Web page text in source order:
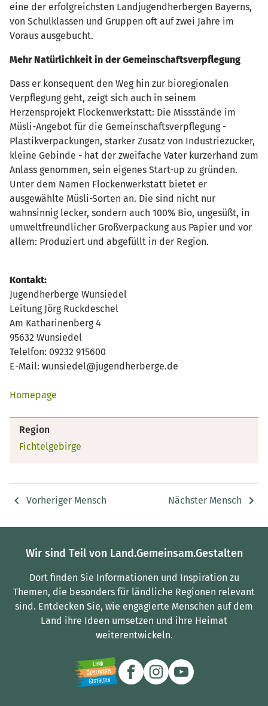
eine der erfolgreichsten Landjugendherbergen Bayerns,
von Schulklassen und Gruppen oft auf zwei Jahre im
Voraus ausgebucht.
Mehr Natürlichkeit in der Gemeinschaftsverpflegung
Dass er konsequent den Weg hin zur bioregionalen
Verpflegung geht, zeigt sich auch in seinem
Herzensprojekt Flockenwerkstatt: Die Missstände im
Müsli-Angebot für die Gemeinschaftsverpflegung -
Plastikverpackungen, starker Zusatz von Industriezucker,
kleine Gebinde - hat der zweifache Vater kurzerhand zum
Anlass genommen, sein eigenes Start-up zu gründen.
Unter dem Namen Flockenwerkstatt bietet er
ausgewählte Müsli-Sorten an. Die sind nicht nur
wahnsinnig lecker, sondern auch 100% Bio, ungesüßt, in
umweltfreundlicher Großverpackung aus Papier und vor
allem: Produziert und abgefüllt in der Region.
Kontakt:
Jugendherberge Wunsiedel
Leitung Jörg Ruckdeschel
Am Katharinenberg 4
95632 Wunsiedel
Telelfon: 09232 915600
E-Mail: wunsiedel@jugendherberge.de
Homepage
Region
Fichtelgebirge
Vorheriger Mensch Nächster Mensch
Wir sind Teil von Land.Gemeinsam.Gestalten
Dort finden Sie Informationen und Inspiration zu
Themen, die besonders für ländliche Regionen relevant
sind. Entdecken Sie, wie engagierte Menschen auf dem
Land ihre Ideen umsetzen und ihre Heimat
weiterentwickeln.